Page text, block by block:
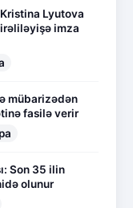
Lyutova
imza
mübarizədən
fasilə verir
Son 35 ilin
olunur